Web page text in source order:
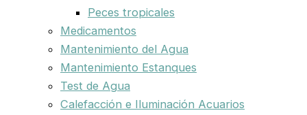
Peces tropicales
Medicamentos
Mantenimiento del Agua
Mantenimiento Estanques
Test de Agua
Calefacción e Iluminación Acuarios